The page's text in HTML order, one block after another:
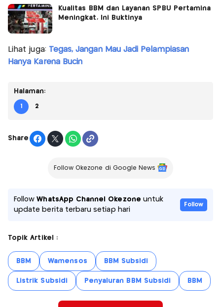
Kualitas BBM dan Layanan SPBU Pertamina
Meningkat, Ini Buktinya
Lihat juga: Tegas, Jangan Mau Jadi Pelampiasan
Hanya Karena Bucin
Halaman:
1 2
Share
Follow Okezone di Google News
FollowWhatsApp Channel Okezone untuk
update berita terbaru setiap hari
Follow
Topik Artikel :
BBM Wamensos BBM Subsidi
Listrik Subsidi Penyaluran BBM Subsidi BBM